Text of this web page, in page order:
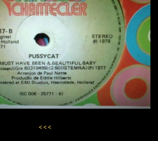
<<<